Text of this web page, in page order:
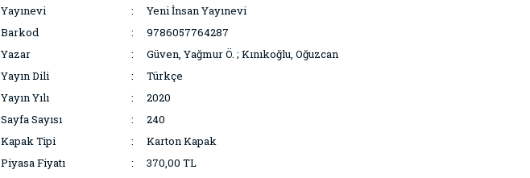
Yayınevi
Yeni İnsan Yayınevi
Barkod
9786057764287
Yazar
Güven, Yağmur Ö. ; Kınıkoğlu, Oğuzcan
Yayın Dili
Türkçe
Yayın Yılı
2020
Sayfa Sayısı
240
Kapak Tipi
Karton Kapak
Piyasa Fiyatı
370,00 TL